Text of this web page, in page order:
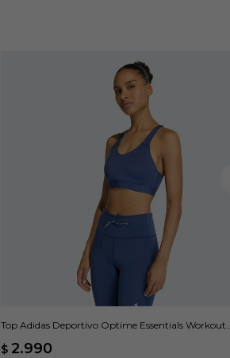
Top Adidas Deportivo Optime Essentials Workout
$ 2.990